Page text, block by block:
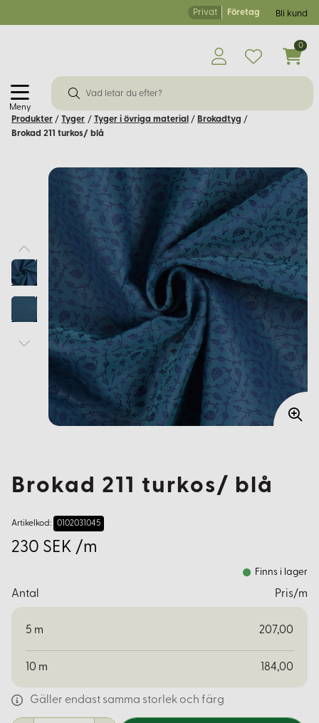
Privat Företag Bli kund
Meny
0
Produkter / Tyger / Tyger i övriga material / Brokadtyg /
Brokad 211 turkos/ blå
Brokad 211 turkos/ blå
Artikelkod: 0102031045
230 SEK /m
Finns i lager
Antal Pris/m
5 m 207,00
10 m 184,00
Gäller endast samma storlek och färg